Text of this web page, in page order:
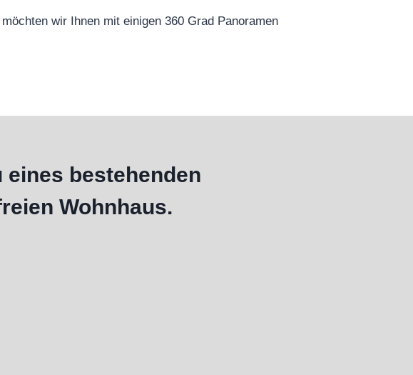
wir Ihnen mit einigen 360 Grad Panoramen
eines bestehenden
Wohnhaus.